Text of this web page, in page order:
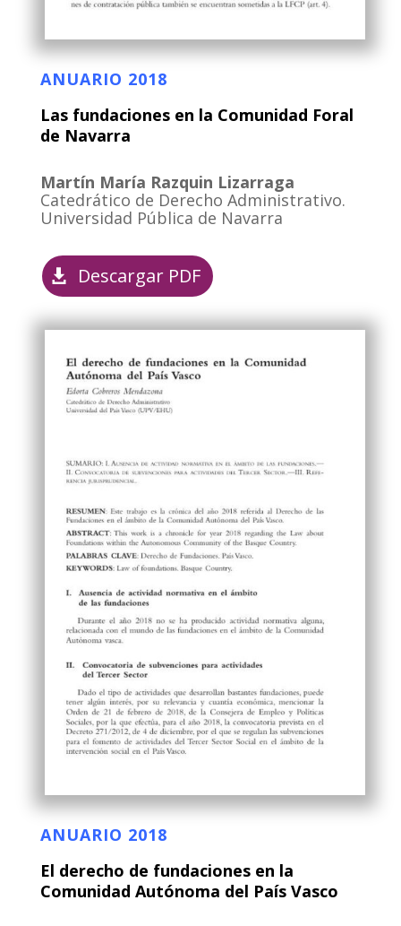
ANUARIO 2018
Las fundaciones en la Comunidad Foral
de Navarra
Martín María Razquin Lizarraga
Catedrático de Derecho Administrativo.
Universidad Pública de Navarra
Descargar PDF
ANUARIO 2018
El derecho de fundaciones en la
Comunidad Autónoma del País Vasco